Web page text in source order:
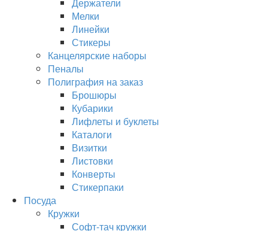
Мелки
Линейки
Стикеры
Канцелярские наборы
Пеналы
Полиграфия на заказ
Брошюры
Кубарики
Лифлеты и буклеты
Каталоги
Визитки
Листовки
Конверты
Стикерпаки
Посуда
Кружки
Софт-тач кружки